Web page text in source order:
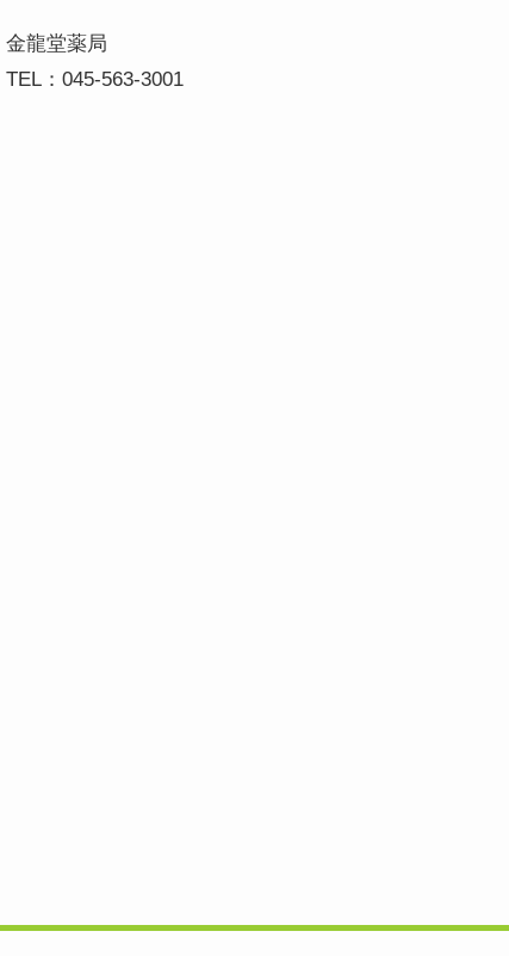
金龍堂薬局
TEL：045-563-3001